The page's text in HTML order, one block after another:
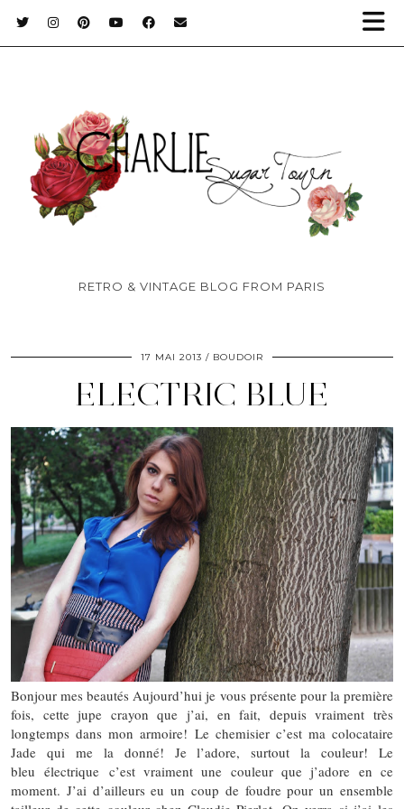
RETRO & VINTAGE BLOG FROM PARIS
17 MAI 2013 BOUDOIR
ELECTRIC BLUE
Bonjour mes beautés Aujourd’hui je vous présente pour la première
fois, cette jupe crayon que j’ai, en fait, depuis vraiment très
longtemps dans mon armoire! Le chemisier c’est ma colocataire
Jade qui me la donné! Je l’adore, surtout la couleur! Le
bleu électrique c’est vraiment une couleur que j’adore en ce
moment. J’ai d’ailleurs eu un coup de foudre pour un ensemble